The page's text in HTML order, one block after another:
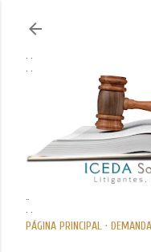
PÁGINA PRINCIPAL